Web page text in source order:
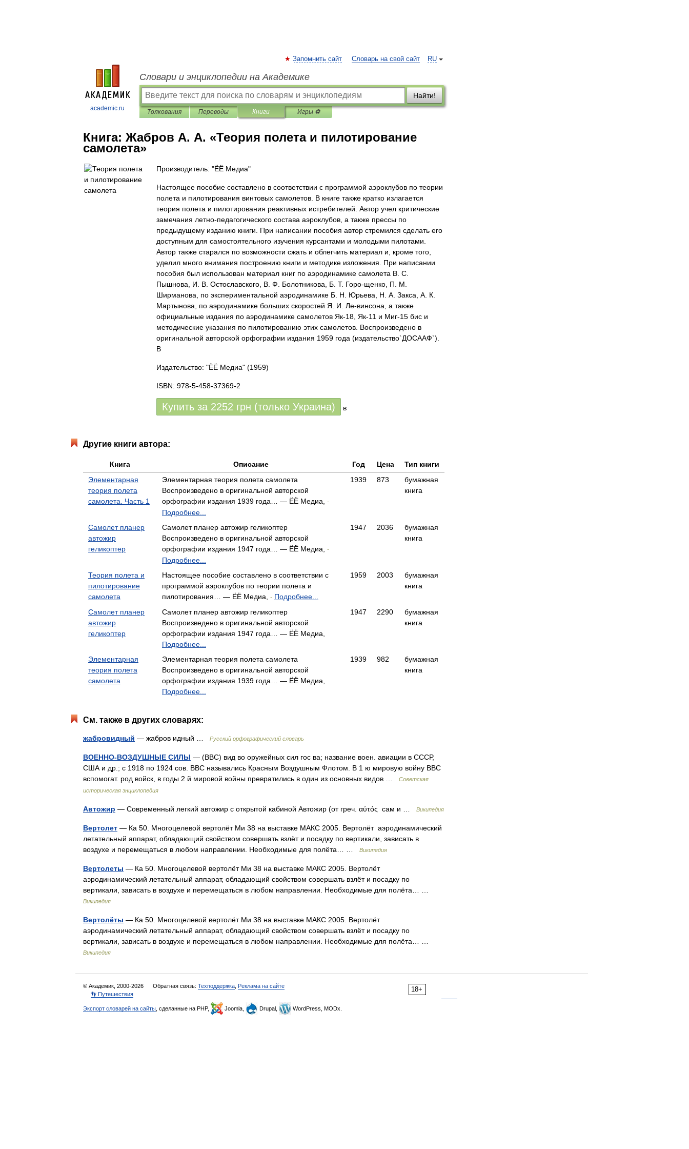
academic.ru
RU
Запомнить сайт Словарь на свой сайт
Словари и энциклопедии на Академике
Найти!
Толкования Переводы Книги Игры ⚽
Книга: Жабров А. А. «Теория полета и пилотирование
самолета»
Производитель: "ЁЁ Медиа"
Настоящее пособие составлено в соответствии с программой аэроклубов по теории
полета и пилотирования винтовых самолетов. В книге также кратко излагается
теория полета и пилотирования реактивных истребителей. Автор учел критические
замечания летно-педагогического состава аэроклубов, а также прессы по
предыдущему изданию книги. При написании пособия автор стремился сделать его
доступным для самостоятельного изучения курсантами и молодыми пилотами.
Автор также старался по возможности сжать и облегчить материал и, кроме того,
уделил много внимания построению книги и методике изложения. При написании
пособия был использован материал книг по аэродинамике самолета В. С.
Пышнова, И. В. Остославского, В. Ф. Болотникова, Б. Т. Горо-щенко, П. М.
Ширманова, по экспериментальной аэродинамике Б. Н. Юрьева, Н. А. Закса, А. К.
Мартынова, по аэродинамике больших скоростей Я. И. Ле-винсона, а также
официальные издания по аэродинамике самолетов Як-18, Як-11 и Миг-15 бис и
методические указания по пилотированию этих самолетов. Воспроизведено в
оригинальной авторской орфографии издания 1959 года (издательство`ДОСААФ`).
В
Издательство: "ЁЁ Медиа" (1959)
ISBN: 978-5-458-37369-2
Купить за 2252 грн (только Украина) в
Другие книги автора:
Книга Описание Год Цена
Тип книги
Элементарная
теория полета
самолета. Часть 1
Элементарная теория полета самолета
Воспроизведено в оригинальной авторской
орфографии издания 1939 года… — ЁЁ Медиа,
-
Подробнее...
1939 873
бумажная
книга
Самолет планер
автожир
геликоптер
Самолет планер автожир геликоптер
Воспроизведено в оригинальной авторской
орфографии издания 1947 года… — ЁЁ Медиа,
-
Подробнее...
1947 2036
бумажная
книга
Теория полета и
пилотирование
самолета
Настоящее пособие составлено в соответствии с
программой аэроклубов по теории полета и
пилотирования… — ЁЁ Медиа,
- Подробнее...
1959 2003
бумажная
книга
Самолет планер
автожир
геликоптер
Самолет планер автожир геликоптер
Воспроизведено в оригинальной авторской
орфографии издания 1947 года… — ЁЁ Медиа,
Подробнее...
1947 2290
бумажная
книга
Элементарная
теория полета
самолета
Элементарная теория полета самолета
Воспроизведено в оригинальной авторской
орфографии издания 1939 года… — ЁЁ Медиа,
Подробнее...
1939 982
бумажная
книга
См. также в других словарях:
жабровидный — жабров идный … Русский орфографический словарь
ВОЕННО-ВОЗДУШНЫЕ СИЛЫ — (ВВС) вид во оружейных сил гос ва; название воен. авиации в СССР,
США и др.; с 1918 по 1924 сов. ВВС назывались Красным Воздушным Флотом. В 1 ю мировую войну ВВС
вспомогат. род войск, в годы 2 й мировой войны превратились в один из основных видов …
Советская
историческая энциклопедия
Автожир — Современный легкий автожир с открытой кабиной Автожир (от греч. αύτός сам и … Википедия
Вертолет — Ка 50. Многоцелевой вертолёт Ми 38 на выставке МАКС 2005. Вертолёт аэродинамический
летательный аппарат, обладающий свойством совершать взлёт и посадку по вертикали, зависать в
воздухе и перемещаться в любом направлении. Необходимые для полёта… …
Википедия
Вертолеты — Ка 50. Многоцелевой вертолёт Ми 38 на выставке МАКС 2005. Вертолёт
аэродинамический летательный аппарат, обладающий свойством совершать взлёт и посадку по
вертикали, зависать в воздухе и перемещаться в любом направлении. Необходимые для полёта… …
Википедия
Вертолёты — Ка 50. Многоцелевой вертолёт Ми 38 на выставке МАКС 2005. Вертолёт
аэродинамический летательный аппарат, обладающий свойством совершать взлёт и посадку по
вертикали, зависать в воздухе и перемещаться в любом направлении. Необходимые для полёта… …
Википедия
18+
© Академик, 2000-2026 Обратная связь: Техподдержка Реклама на сайте
👣 Путешествия
Экспорт словарей на сайты , сделанные на PHP, Joomla, Drupal, WordPress, MODx.